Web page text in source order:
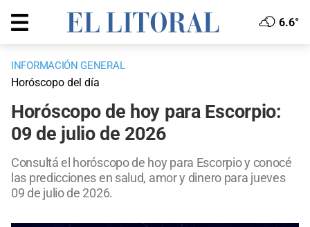
6.6°
INFORMACIÓN GENERAL
Horóscopo del día
Horóscopo de hoy para Escorpio:
09 de julio de 2026
Consultá el horóscopo de hoy para Escorpio y conocé
las predicciones en salud, amor y dinero para jueves
09 de julio de 2026.